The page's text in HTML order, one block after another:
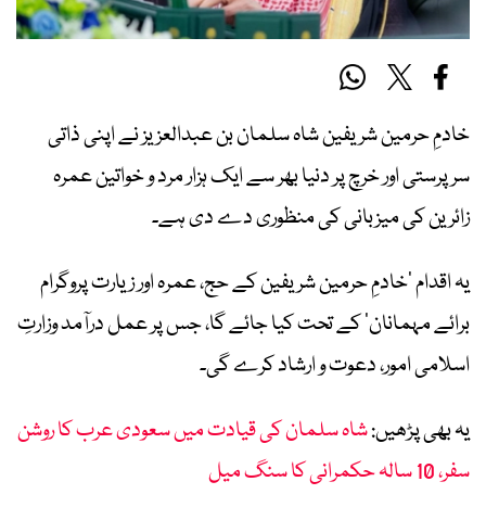
خادمِ حرمین شریفین شاہ سلمان بن عبدالعزیز نے اپنی ذاتی
سرپرستی اور خرچ پر دنیا بھر سے ایک ہزار مرد و خواتین عمرہ
زائرین کی میزبانی کی منظوری دے دی ہے۔
یہ اقدام ’خادمِ حرمین شریفین کے حج، عمرہ اور زیارت پروگرام
برائے مہمانان‘ کے تحت کیا جائے گا، جس پر عمل درآمد وزارتِ
اسلامی امور، دعوت و ارشاد کرے گی۔
یہ بھی پڑھیں:شاہ سلمان کی قیادت میں سعودی عرب کا روشن
سفر، 10 سالہ حکمرانی کا سنگ میل